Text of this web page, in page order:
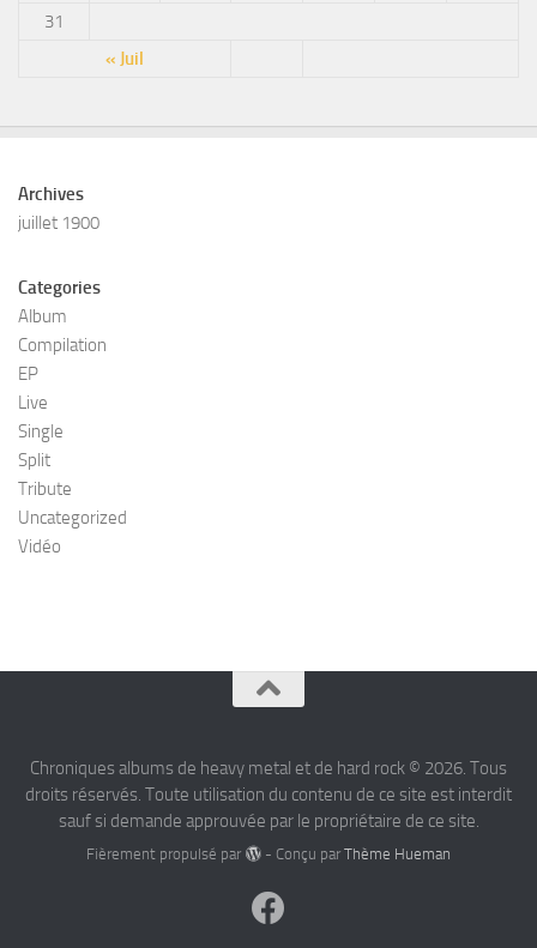
« Juil
31
Archives
juillet 1900
Categories
Album
Compilation
EP
Live
Single
Split
Tribute
Uncategorized
Vidéo
Chroniques albums de heavy metal et de hard rock © 2026. Tous
droits réservés. Toute utilisation du contenu de ce site est interdit
sauf si demande approuvée par le propriétaire de ce site.
Fièrement propulsé par - Conçu par Thème Hueman